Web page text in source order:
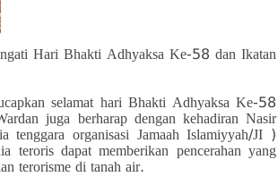
Hari Bhakti Adhyaksa Ke-58 dan Ikatan
selamat hari Bhakti Adhyaksa Ke-58
juga berharap dengan kehadiran Nasir
organisasi Jamaah Islamiyyah/JI )
teroris dapat memberikan pencerahan yang
terorisme di tanah air.